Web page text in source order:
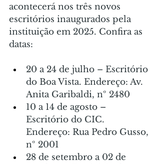
acontecerá nos três novos
escritórios inaugurados pela
instituição em 2025. Confira as
datas:
20 a 24 de julho – Escritório
do Boa Vista. Endereço: Av.
Anita Garibaldi, nº 2480
10 a 14 de agosto –
Escritório do CIC.
Endereço: Rua Pedro Gusso,
nº 2001
28 de setembro a 02 de